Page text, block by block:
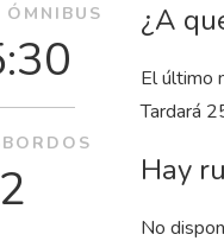
¿A
El último
Tardará
Hay
No
ÓMNIBUS
2